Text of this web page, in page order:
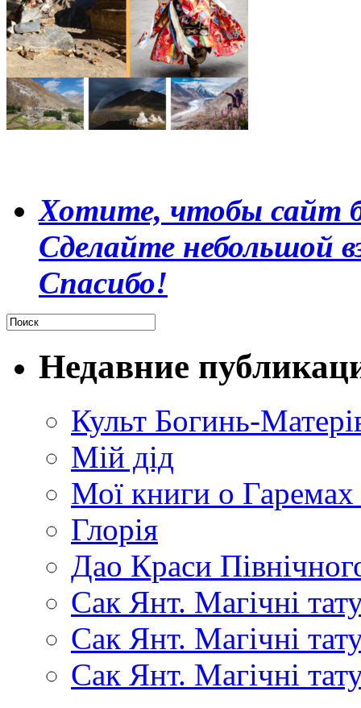
Хотите, чтобы сайт
Сделайте небольшой
Спасибо!
Недавние
Культ Богинь-
Мій дід
Мої книги о
Глорія
Дао Краси
Сак Янт. Магічні
Сак Янт. Магічні
Сак Янт. Магічні